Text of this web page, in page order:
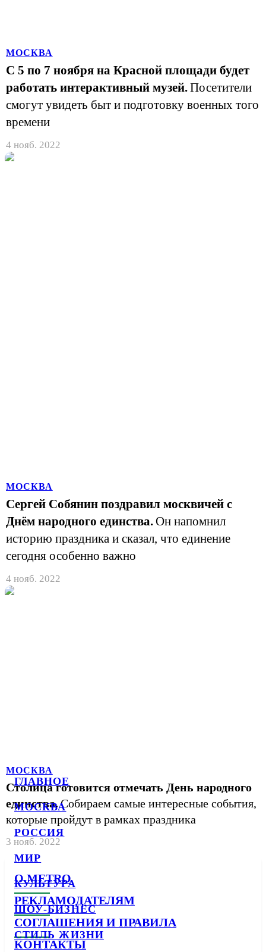
ГЛАВНОЕ
МОСКВА
РОССИЯ
МИР
КУЛЬТУРА
ШОУ-БИЗНЕС
СТИЛЬ ЖИЗНИ
МОСКВА
С 5 по 7 ноября на Красной площади будет
работать интерактивный музей.Посетители
смогут увидеть быт и подготовку военных того
времени
4 нояб. 2022
МОСКВА
Сергей Собянин поздравил москвичей с
Днём народного единства.Он напомнил
историю праздника и сказал, что единение
сегодня особенно важно
4 нояб. 2022
МОСКВА
Столица готовится отмечать День народного
единства. Собираем самые интересные события,
которые пройдут в рамках праздника
3 нояб. 2022
О METRO
РЕКЛАМОДАТЕЛЯМ
СОГЛАШЕНИЯ И ПРАВИЛА
КОНТАКТЫ